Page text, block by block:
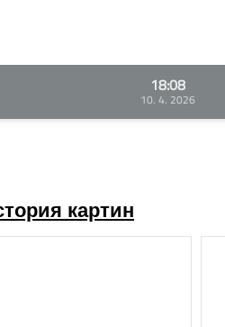
18:08
10. 4. 2026
картин